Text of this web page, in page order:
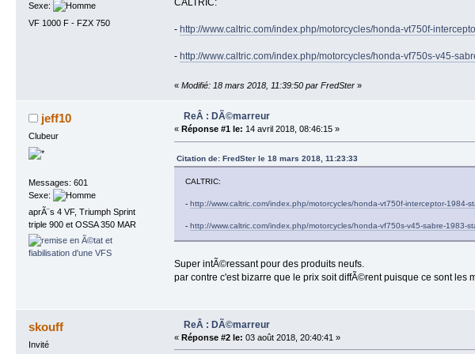
Sexe:
VF 1000 F - FZX 750
CALTRIC:
- http://www.caltric.com/index.php/motorcycles/honda-vt750f-
- http://www.caltric.com/index.php/motorcycles/honda-vf750s-v45-
« Modifié: 18 mars 2018, 11:39:50 par FredSter»
jeff10
Clubeur
Messages: 601
Sexe:
aprÃ¨s 4 VF, Triumph Sprint
triple 900 et OSSA 350 MAR
ReÂ : DÃ©marreur
« Réponse #1 le: 14 avril 2018, 08:46:15 »
Citation de: FredSter le 18 mars 2018, 11:23:33
CALTRIC:
- http://www.caltric.com/index.php/motorcycles/honda-vt750f-interceptor-1984-
- http://www.caltric.com/index.php/motorcycles/honda-vf750s-v45-sabre-1983-
Super intÃ©ressant pour des produits neufs.
par contre c'est bizarre que le prix soit diffÃ©rent puisque ce sont
skouff
Invité
ReÂ : DÃ©marreur
« Réponse #2 le: 03 août 2018, 20:40:41 »